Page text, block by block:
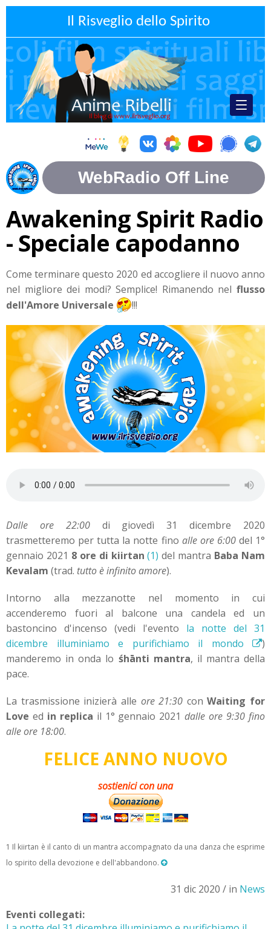
Il Risveglio dello Spirito
Awakening Spirit Radio
- Speciale capodanno
Come terminare questo 2020 ed accogliere il nuovo anno
nel migliore dei modi? Semplice! Rimanendo nel flusso
dell'Amore Universale
!!!
Dalle ore 22:00di giovedì 31 dicembre 2020
trasmetteremo per tutta la notte fino alle ore 6:00del 1°
gennaio 2021 8 ore di kiirtan (1) del mantra Baba Nam
Kevalam (trad. tutto è infinito amore).
Intorno alla mezzanotte nel momento in cui
accenderemo fuori al balcone una candela ed un
bastoncino d'incenso (vedi l'evento la notte del 31
dicembre illuminiamo e purifichiamo il mondo
)
manderemo in onda lo śhānti mantra, il mantra della
pace.
La trasmissione inizierà alle ore 21:30 conWaiting for
Love ed in replica il 1° gennaio 2021dalle ore 9:30 fino
alle ore 18:00.
FELICE ANNO NUOVO
sostienici con una
1 Il kiirtan è il canto di un mantra accompagnato da una danza che esprime
lo spirito della devozione e dell'abbandono.
31 dic 2020 / in News
Eventi collegati: